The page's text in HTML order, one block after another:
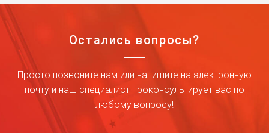
Остались вопросы?
Просто позвоните нам или напишите на электронную
почту и наш специалист проконсультирует вас по
любому вопросу!